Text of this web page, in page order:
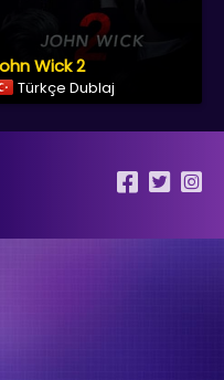
Wick 2
Türkçe Dublaj